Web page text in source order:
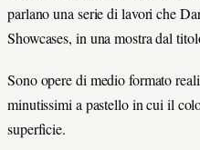
parlano una serie di lavori che
Showcases, in una mostra dal
Sono opere di medio formato
minutissimi a pastello in cui il
superficie.